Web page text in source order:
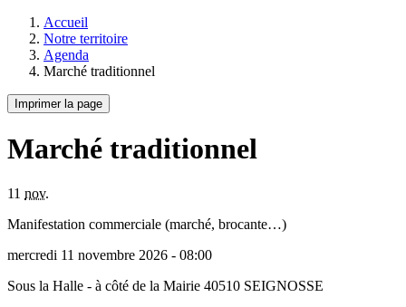
Accueil
Notre territoire
Agenda
Marché traditionnel
Imprimer la page
Marché traditionnel
11 nov.
Manifestation commerciale (marché, brocante…)
mercredi 11 novembre 2026 - 08:00
Sous la Halle - à côté de la Mairie 40510 SEIGNOSSE